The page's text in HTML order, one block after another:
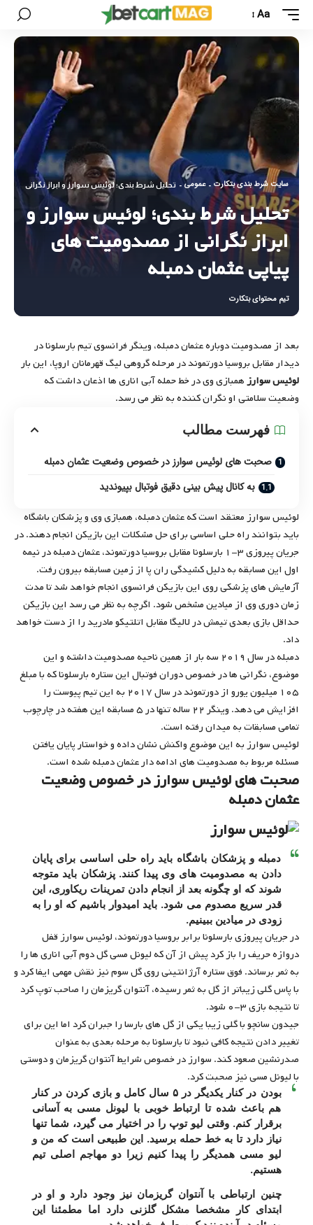
Aa
سایت شرط بندی بتکارت - عمومی - تحلیل شرط بندی؛ لوئیس سوارز و ابراز نگرانی از
تحلیل شرط بندی؛ لوئیس سوارز و
ابراز نگرانی از مصدومیت های
پیاپی عثمان دمبله
تیم محتوای بتکارت
بعد از مصدومیت دوباره عثمان دمبله، وینگر فرانسوی تیم بارسلونا در
دیدار مقابل بروسیا دورتموند در مرحله گروهی لیگ قهرمانان اروپا، این بار
لوئیس سوارزهمبازی وی در خط حمله آبی اناری ها اذعان داشت که
وضعیت سلامتی او نگران کننده به نظر می رسد.
فهرست مطالب
صحبت های لوئیس سوارز در خصوص وضعیت عثمان دمبله
به کانال پیش بینی دقیق فوتبال بپیوندید
لوئیس سوارز معتقد است که عثمان دمبله،‌ همبازی وی و پزشکان باشگاه
باید بتوانند راه حلی اساسی برای حل مشکلات این بازیکن انجام دهند. در
جریان پیروزی ۳-۱ بارسلونا مقابل بروسیا دورتموند، عثمان دمبله در نیمه
اول این مسابقه به دلیل کشیدگی ران پا از زمین مسابقه بیرون رفت.
آزمایش های پزشکی روی این بازیکن فرانسوی انجام خواهد شد تا مدت
زمان دوری وی از میادین مشخص شود. اگرچه به نظر می رسد این بازیکن
حداقل بازی بعدی تیمش در لالیگا مقابل اتلتیکو مادرید را از دست خواهد
داد.
دمبله در سال ۲۰۱۹ سه بار از همین ناحیه مصدومیت داشته و این
موضوع، نگرانی ها در خصوص دوران فوتبال این ستاره بارسلونا که با مبلغ
۱۰۵ میلیون یورو از دورتموند در سال ۲۰۱۷ به این تیم پیوست را
افزایش می دهد. وینگر ۲۲ ساله تنها در ۵ مسابقه این هفته در چارچوب
تمامی مسابقات به میدان رفته است.
لوئیس سوارز به این موضوع واکنش نشان داده و خواستار پایان یافتن
مسئله مربوط به مصدومیت های ادامه دار عثمان دمبله شده است.
صحبت های لوئیس سوارز در خصوص وضعیت
عثمان دمبله
دمبله و پزشکان باشگاه باید راه حلی اساسی برای پایان
دادن به مصدومیت های وی پیدا کنند. پزشکان باید متوجه
شوند که او چگونه بعد از انجام دادن تمرینات ریکاوری، این
قدر سریع مصدوم می شود. باید امیدوار باشیم که او را به
زودی در میادین ببینیم.
در جریان پیروزی بارسلونا برابر بروسیا دورتموند، لوئیس سوارز قفل
دروازه حریف را باز کرد پیش از آن که لیونل مسی گل دوم آبی اناری ها را
به ثمر برساند. فوق ستاره آرژانتینی روی گل سوم نیز نقش مهمی ایفا کرد و
با پاس گلی زیباتر از گل به ثمر رسیده، آنتوان گریزمان را صاحب توپ کرد
تا نتیجه بازی ۳-۰ شود.
جیدون سانچو با گلی زیبا یکی از گل های بارسا را جبران کرد اما این برای
تغییر دادن نتیجه کافی نبود تا بارسلونا به مرحله بعدی به عنوان
صدرنشین صعود کند. سوارز در خصوص شرایط آنتوان گریزمان و دوستی
با لیونل مسی نیز صحبت کرد.
بودن در کنار یکدیگر در ۵ سال کامل و بازی کردن در کنار
هم باعث شده تا ارتباط خوبی با لیونل مسی به آسانی
برقرار کنم. وقتی لیو توپ را در اختیار می گیرد، شما تنها
نیاز دارد تا به خط حمله برسید. این طبیعی است که من و
لیو مسی همدیگر را پیدا کنیم زیرا دو مهاجم اصلی تیم
هستیم.
چنین ارتباطی با آنتوان گریزمان نیز وجود دارد و او در
ابتدای کار مشخصا مشکل گلزنی دارد اما مطمئنا این